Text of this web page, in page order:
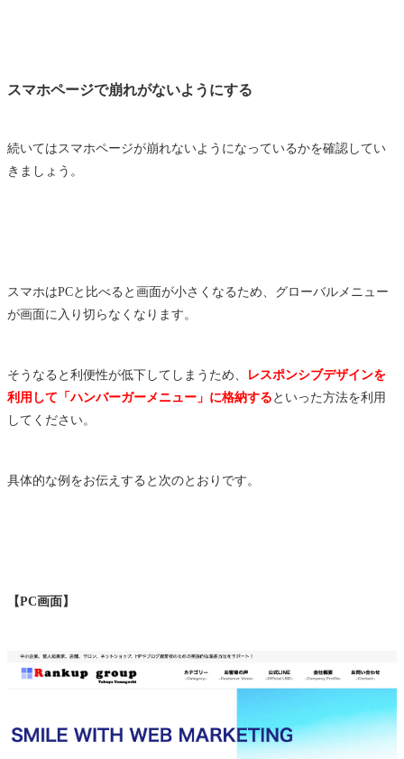
スマホページで崩れがないようにする
続いてはスマホページが崩れないようになっているかを確認してい
きましょう。
スマホはPCと比べると画面が小さくなるため、グローバルメニュー
が画面に入り切らなくなります。
そうなると利便性が低下してしまうため、
レスポンシブデザインを
利用して「ハンバーガーメニュー」に格納するといった方法を利用
してください。
具体的な例をお伝えすると次のとおりです。
【PC画面】